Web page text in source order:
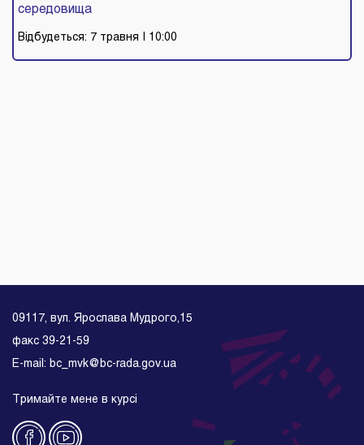
середовища
Відбудеться: 7 травня | 10:00
09117, вул. Ярослава Мудрого,15
факс 39-21-59
E-mail: bc_mvk@bc-rada.gov.ua
Тримайте мене в курсі